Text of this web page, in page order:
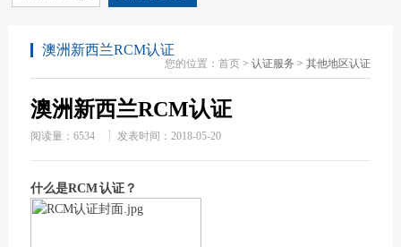
澳洲新西兰RCM认证
您的位置：首页 > 认证服务 > 其他地区认证
澳洲新西兰RCM认证
阅读量： 6534 发表时间：2018-05-20
什么是RCM 认证？